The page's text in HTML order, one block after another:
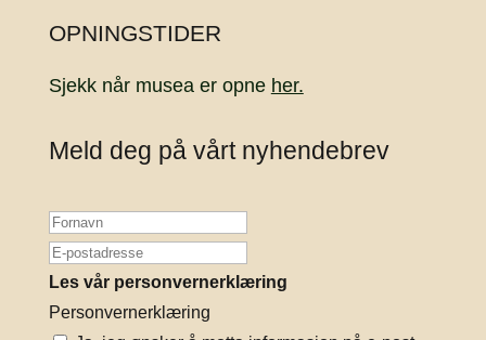
OPNINGSTIDER
Sjekk når musea er opne her.
Meld deg på vårt nyhendebrev
Les vår personvernerklæring
Personvernerklæring